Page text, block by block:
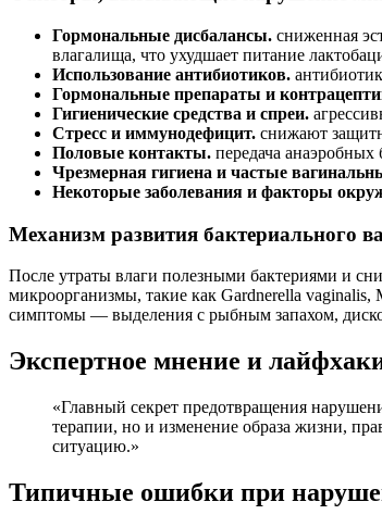
Гормональные дисбалансы. сниженная
влагалища, что ухудшает питание
Использование антибиотиков.
Гормональные препараты и
Гигиенические средства и спреи.
Стресс и иммунодефицит. снижают
Половые контакты. передача анаэробных
Чрезмерная гигиена и частые
Некоторые заболевания и факторы
Механизм развития бактериального
После утраты влаги полезными бактериями и
микроорганизмы, такие как Gardnerella
симптомы — выделения с рыбным запахом,
Экспертное мнение и
«Главный секрет предотвращения
терапии, но и изменение образа жизни,
ситуацию.»
Типичные ошибки при